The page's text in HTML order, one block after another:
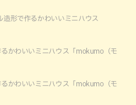
造形で作るかわいいミニハウス
かわいいミニハウス「mokumo（モ
かわいいミニハウス「mokumo（モ